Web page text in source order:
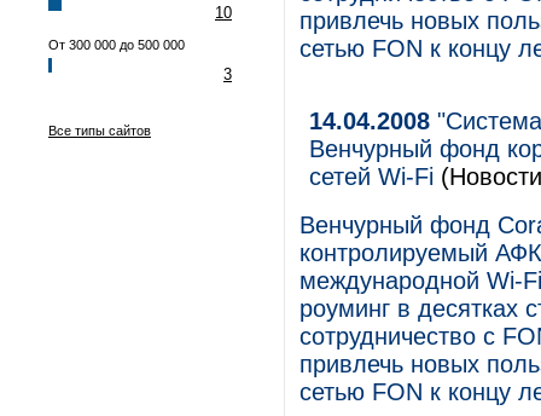
10
От 300 000 до 500 000
3
Все типы сайтов
привлечь новых
сетью FON к концу
14.04.2008
Венчурный фонд
сетей Wi-Fi
Венчурный фонд
контролируемый
международной Wi-
роуминг в десятках
сотрудничество с
привлечь новых
сетью FON к концу